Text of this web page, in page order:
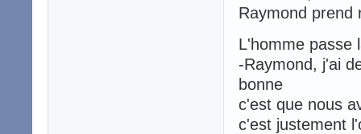
Raymond prend
L'homme passe
-Raymond, j'ai
bonne
c'est que nous
c'est justement